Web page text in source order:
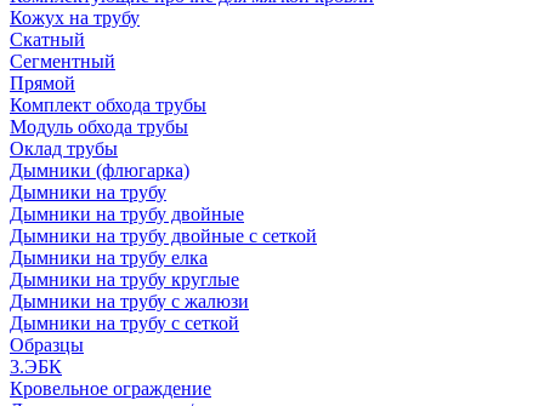
Кожух на трубу
Скатный
Сегментный
Прямой
Комплект обхода трубы
Модуль обхода трубы
Оклад трубы
Дымники (флюгарка)
Дымники на трубу
Дымники на трубу двoйные
Дымники на трубу двoйные с сеткой
Дымники на трубу елка
Дымники на трубу круглые
Дымники на трубу с жалюзи
Дымники на трубу с сеткой
Образцы
3.ЭБК
Кровельное ограждение